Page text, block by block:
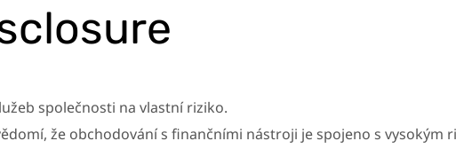
společnosti na vlastní riziko.
že obchodování s finančními nástroji je spojeno s vysokým